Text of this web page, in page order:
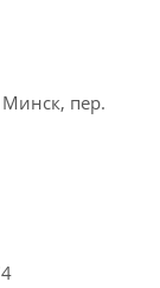
пер.